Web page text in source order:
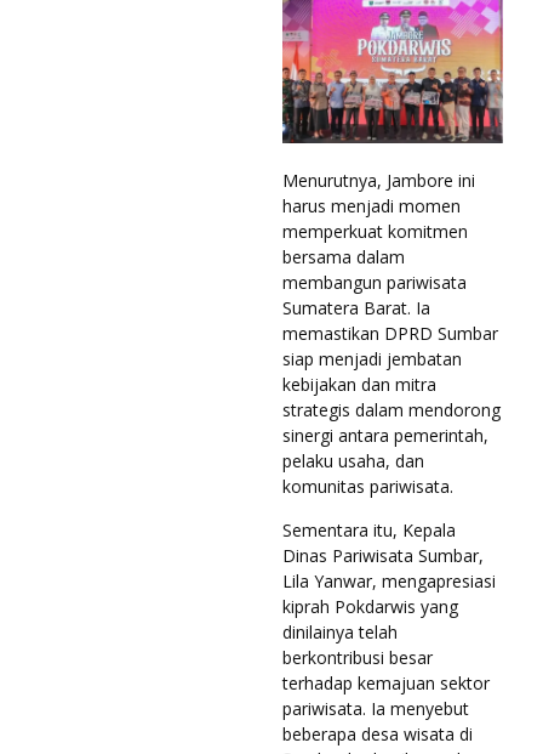
Menurutnya, Jambore ini
harus menjadi momen
memperkuat komitmen
bersama dalam
membangun pariwisata
Sumatera Barat. Ia
memastikan DPRD Sumbar
siap menjadi jembatan
kebijakan dan mitra
strategis dalam mendorong
sinergi antara pemerintah,
pelaku usaha, dan
komunitas pariwisata.
Sementara itu, Kepala
Dinas Pariwisata Sumbar,
Lila Yanwar, mengapresiasi
kiprah Pokdarwis yang
dinilainya telah
berkontribusi besar
terhadap kemajuan sektor
pariwisata. Ia menyebut
beberapa desa wisata di